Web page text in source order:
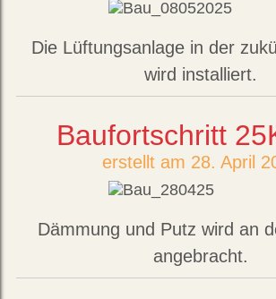
Die Lüftungsanlage in der
wird installiert.
Baufortschritt
erstellt am 28. April
Dämmung und Putz wird an
angebracht.